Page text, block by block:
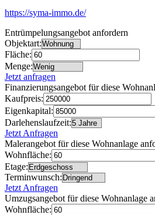
https://syma-immo.de/
Entrümpelungsangebot anfordern
Objektart:
Fläche:
Menge:
Jetzt anfragen
Finanzierungsangebot für diese
Kaufpreis:
Eigenkapital:
Darlehenslaufzeit:
Jetzt Anfragen
Malerangebot für diese Wohnanlage
Wohnfläche:
Etage:
Terminwunsch:
Jetzt Anfragen
Umzugsangebot für diese Wohnanlage
Wohnfläche: